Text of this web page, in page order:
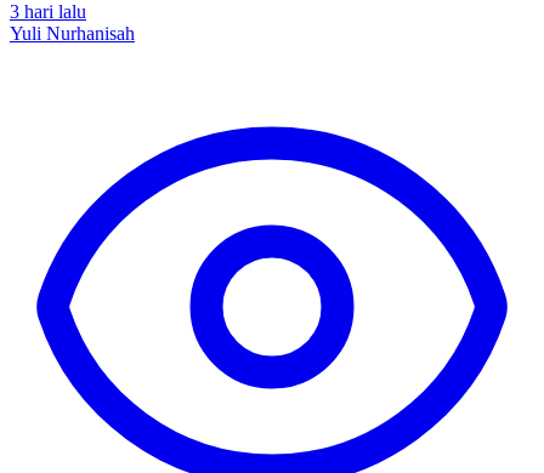
3 hari lalu
Yuli Nurhanisah